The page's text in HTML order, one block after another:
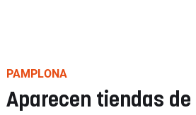
PAMPLONA
Aparecen tiendas